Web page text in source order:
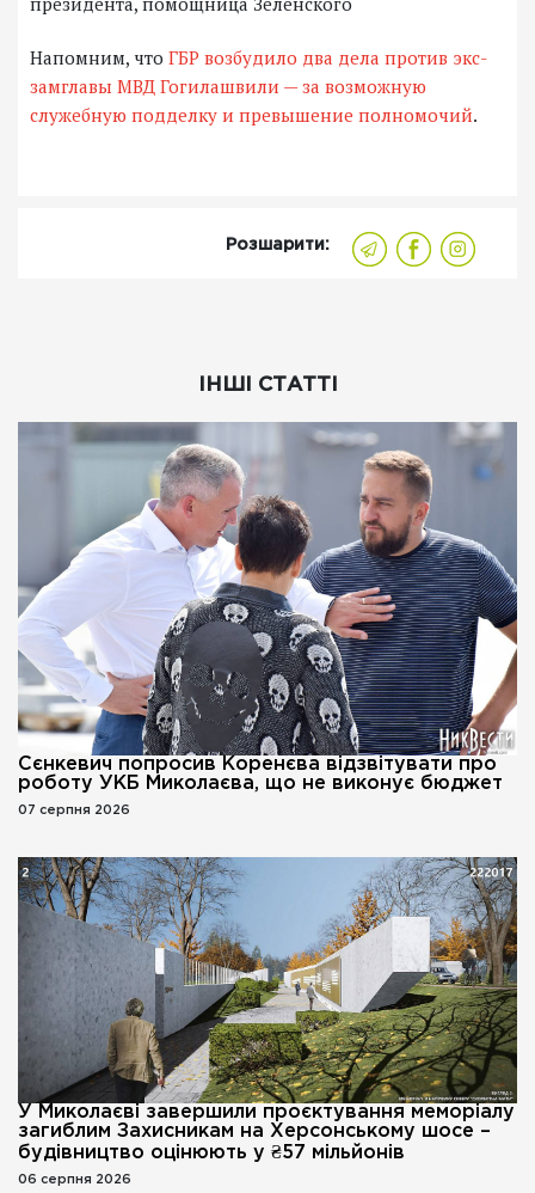
Напомним, что ГБР возбудило два дела против экс-
замглавы МВД Гогилашвили — за возможную
служебную подделку и превышение полномочий.
Розшарити:
ІНШІ СТАТТІ
Сєнкевич попросив Коренєва відзвітувати про
роботу УКБ Миколаєва, що не виконує бюджет
07 серпня 2026
У Миколаєві завершили проєктування меморіалу
загиблим Захисникам на Херсонському шосе –
будівництво оцінюють у ₴57 мільйонів
06 серпня 2026